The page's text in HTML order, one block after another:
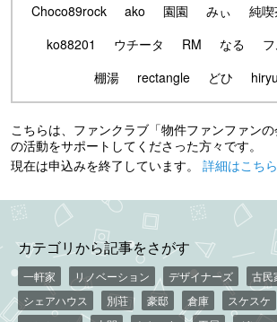
Choco89rock
ako 園園 みぃ 純
ko88201
ウチータ RM なる
棚湯
rectangle どひ
こちらは、ファンクラブ「物件ファンファン
の活動をサポートしてくださった方々です。
現在は申込みを終了しています。 詳細はこちら
カテゴリから記事をさがす
一軒家 リノベーション デザイナーズ 古民
シェアハウス
別荘 豪邸 倉庫 スケスケ